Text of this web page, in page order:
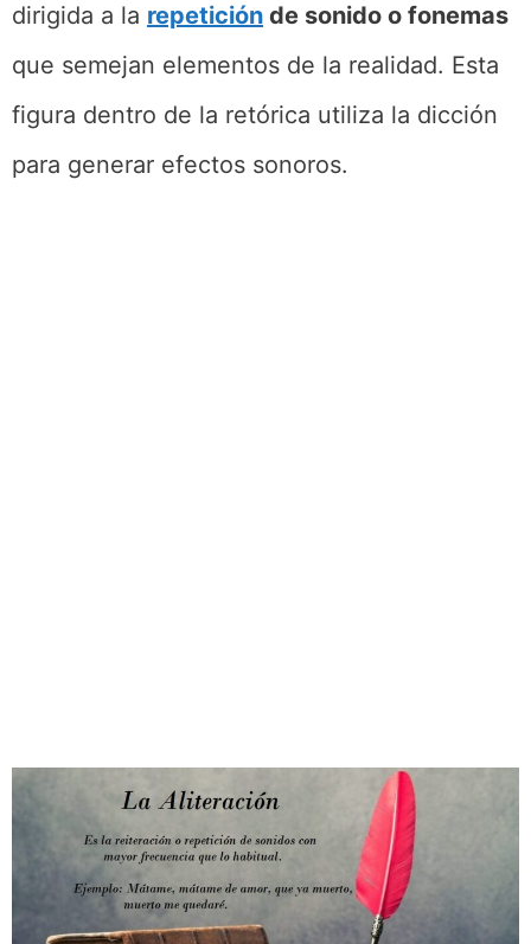
dirigida a la repetición de sonido o fonemas
que semejan elementos de la realidad. Esta
figura dentro de la retórica utiliza la dicción
para generar efectos sonoros.